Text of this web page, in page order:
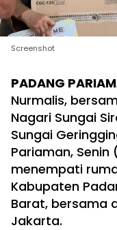
Screenshot
PADANG
Nurmalis,
Nagari Sungai
Sungai
Pariaman,
menempati
Kabupaten
Barat, bersama
Jakarta.